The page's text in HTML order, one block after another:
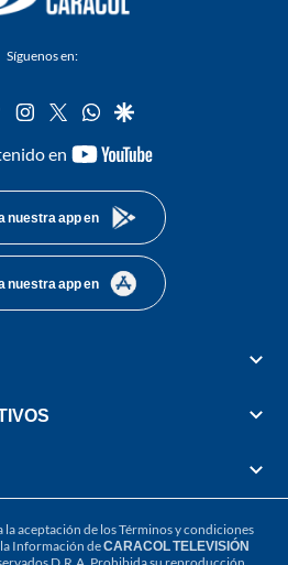
Síguenos en:
tiktok instagram
twitterwhatsapp
google
en
youtube-
nuestra app en
nuestra app en
la aceptación de losTérminos y condiciones
Información deCARACOL TELEVISIÓN